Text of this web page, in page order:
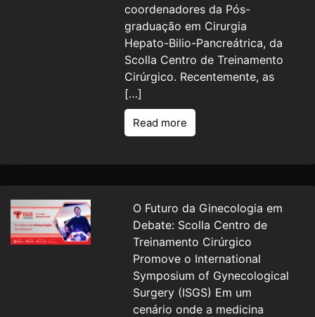
coordenadores da Pós-
graduação em Cirurgia
Hepato-Bilio-Pancreátrica, da
Scolla Centro de Treinamento
Cirúrgico. Recentemente, as
[…]
Read more
O Futuro da Ginecologia em
Debate: Scolla Centro de
Treinamento Cirúrgico
Promove o International
Symposium of Gynecological
Surgery (ISGS) Em um
cenário onde a medicina